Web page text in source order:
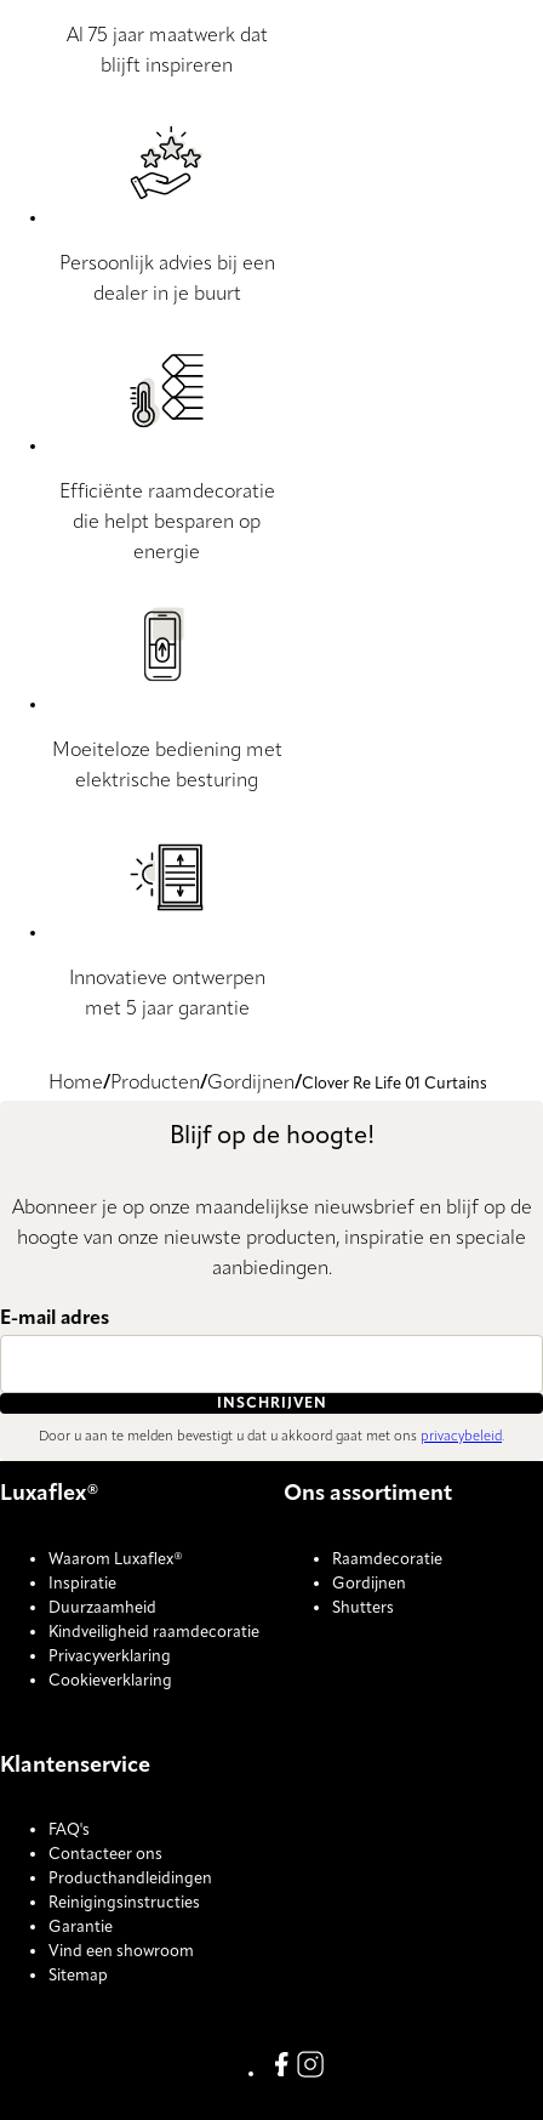
Al 75 jaar maatwerk dat
blijft inspireren
Persoonlijk advies bij een
dealer in je buurt
Efficiënte raamdecoratie
die helpt besparen op
energie
Moeiteloze bediening met
elektrische besturing
Innovatieve ontwerpen
met 5 jaar garantie
Home Producten Gordijnen Clover Re Life 01 Curtains
Blijf op de hoogte!
Abonneer je op onze maandelijkse nieuwsbrief en blijf op de
hoogte van onze nieuwste producten, inspiratie en speciale
aanbiedingen.
E-mail adres
INSCHRIJVEN
Door u aan te melden bevestigt u dat u akkoord gaat met ons privacybeleid.
Luxaflex®
Waarom Luxaflex®
Inspiratie
Duurzaamheid
Kindveiligheid raamdecoratie
Privacyverklaring
Cookieverklaring
Ons assortiment
Raamdecoratie
Gordijnen
Shutters
Klantenservice
FAQ's
Contacteer ons
Producthandleidingen
Reinigingsinstructies
Garantie
Vind een showroom
Sitemap
Link missing Display text from
Link missing Display text